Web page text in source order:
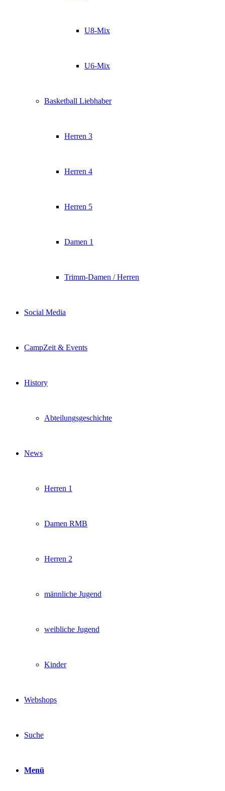
U8-Mix
U6-Mix
Basketball Liebhaber
Herren 3
Herren 4
Herren 5
Damen 1
Trimm-Damen / Herren
Social Media
CampZeit & Events
History
Abteilungsgeschichte
News
Herren 1
Damen RMB
Herren 2
männliche Jugend
weibliche Jugend
Kinder
Webshops
Suche
Menü